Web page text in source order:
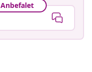
Anbefalet